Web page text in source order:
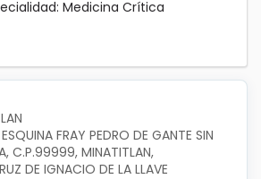
Medicina Crítica
FRAY PEDRO DE GANTE SIN
C.P.99999, MINATITLAN,
DE IGNACIO DE LA LLAVE